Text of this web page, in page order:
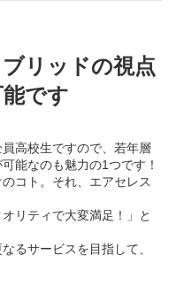
リッドの視点
です
高校生ですので、若年層
能なのも魅力の1つです！
コト。それ、エアセレス
リティで大変満足！」と
るサービスを目指して、